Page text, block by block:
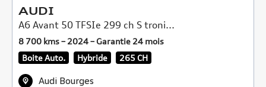
AUDI
A6 Avant 50 TFSIe 299 ch S troni...
8 700 kms – 2024 – Garantie 24 mois
Boite Auto.
Hybride 265 CH
Audi Bourges